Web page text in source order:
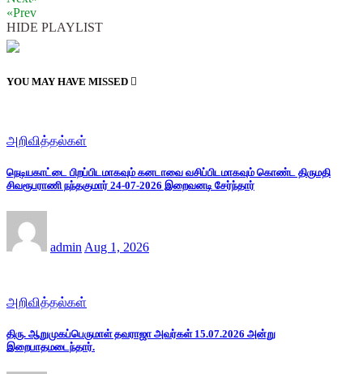
«Prev
HIDE PLAYLIST
YOU MAY HAVE MISSED
அறிவித்தல்கள்
நெடியகாட்டை பிறப்பிடமாகவும் கனடாவை வசிப்பிடமாகவும் கொண்ட திருமதி
சிவரூபராணி நந்தகுமார் 24-07-2026 இறைவனடி சேர்ந்தார்
admin Aug 1, 2026
அறிவித்தல்கள்
திரு. ஆறுமுகப்பெருமாள் தவராஜா அவர்கள் 15.07.2026 அன்று
இறைபாதமடைந்தார்.